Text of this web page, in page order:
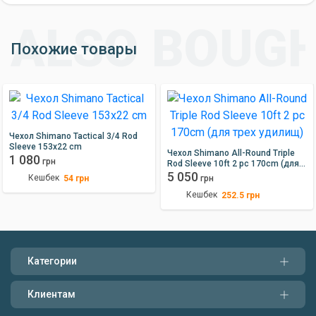
Похожие товары
Чехол Shimano Tactical 3/4 Rod
Sleeve 153х22 cm
1 080 грн
Кешбек 54 грн
Чехол Shimano All-Round Triple
Rod Sleeve 10ft 2 pc 170cm (для
трех удилищ)
5 050 грн
Кешбек 252.5 грн
Категории
Клиентам